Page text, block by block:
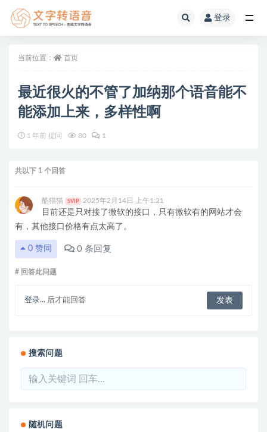
登录
当前位置： 首页
最近很火的不管了加纳那个语音能不
能添加上来，多样性啊
1 年前 提问 80 1
共以下 1 个回答
酷猫猫 SVIP 2025年2月14日 上午1:21
目前还是只对接了微软的接口，只有微软有的网站才会
有，其他接口价格有点太高了。
0 赞同 0 条回复
# 回答此问题
登录... 后才能回答
搜索问题
随机问题